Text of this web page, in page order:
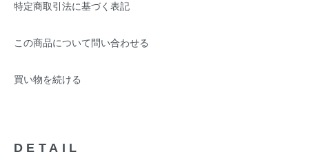
特定商取引法に基づく表記
この商品について問い合わせる
買い物を続ける
DETAIL